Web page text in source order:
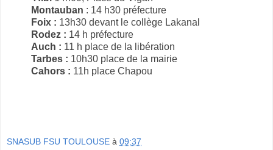
Montauban : 14 h30 préfecture
Foix : 13h30 devant le collège Lakanal
Rodez : 14 h préfecture
Auch : 11 h place de la libération
Tarbes : 10h30 place de la mairie
Cahors : 11h place Chapou
SNASUB FSU TOULOUSE à 09:37